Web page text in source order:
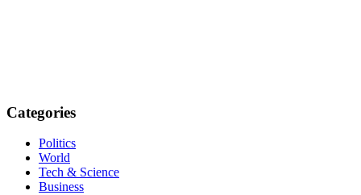
Categories
Politics
World
Tech & Science
Business